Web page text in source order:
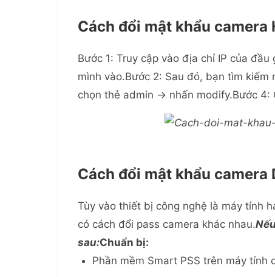
Cách đổi mật khẩu camera
Bước 1: Truy cập vào địa chỉ IP của
mình vào.Bước 2: Sau đó, bạn tìm
chọn thẻ admin -> nhấn modify.Bước 4:
Cách đổi mật khẩu camera
Tùy vào thiết bị công nghệ là máy tính
có cách đổi pass camera khác nhau.
sau:Chuẩn bị:
Phần mềm Smart PSS trên máy tính